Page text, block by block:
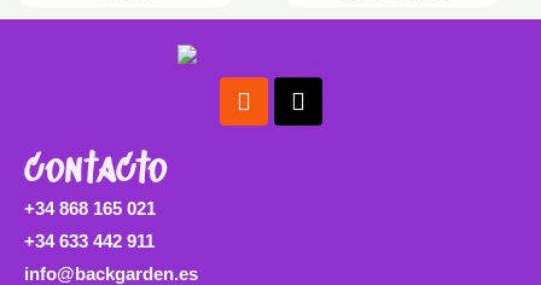
Instagram
Tiktok
contacto
+34 868 165 021
+34 633 442 911
info@backgarden.es